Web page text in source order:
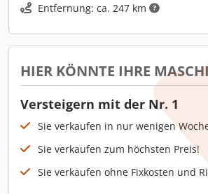
Entfernung: ca. 247 km
HIER KÖNNTE IHRE
Versteigern mit der Nr. 1
Sie verkaufen in nur wenigen
Sie verkaufen zum höchsten Preis!
Sie verkaufen ohne Fixkosten und